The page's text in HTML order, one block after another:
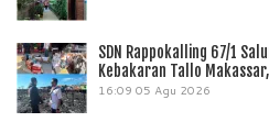
SDN Rappokalling 67/1
Kebakaran Tallo
16:09 05 Agu 2026